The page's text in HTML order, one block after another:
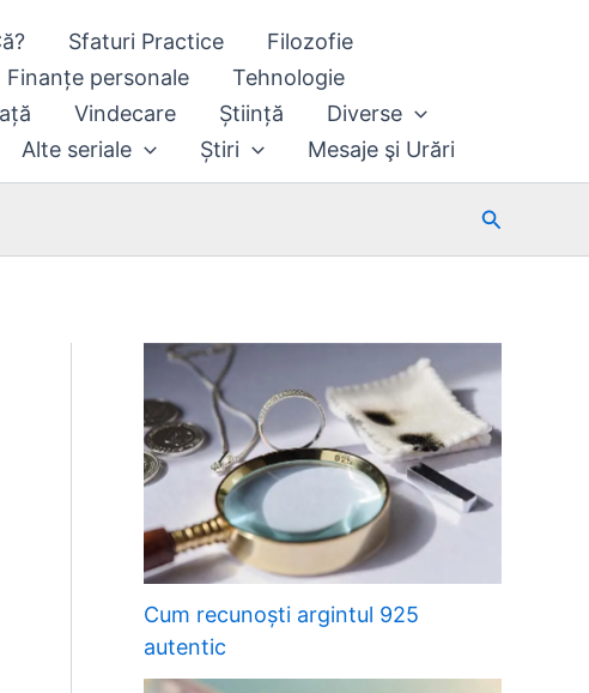
Sfaturi Practice
Filozofie
Finanțe personale
Tehnologie
Vindecare Știință
Diverse
Alte seriale Știri Mesaje şi Urări
Search
Cum recunoști argintul 925
autentic